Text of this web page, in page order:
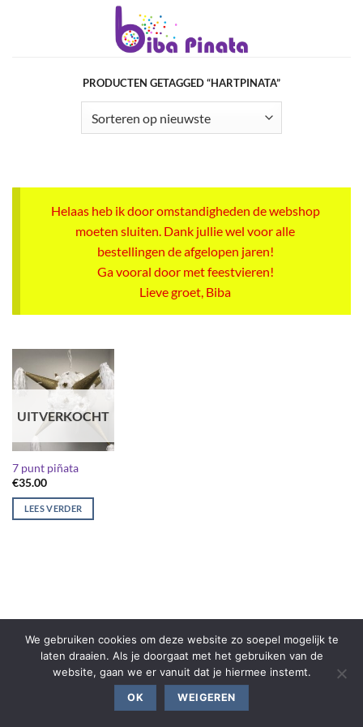
PRODUCTEN GETAGGED “HARTPINATA”
Helaas heb ik door omstandigheden de webshop
moeten sluiten. Dank jullie wel voor alle
bestellingen de afgelopen jaren!
Ga vooral door met feestvieren!
Lieve groet, Biba
UITVERKOCHT
7 punt piñata
€35.00
LEES VERDER
We gebruiken cookies om deze website zo soepel mogelijk te
laten draaien. Als je doorgaat met het gebruiken van de
website, gaan we er vanuit dat je hiermee instemt.
OK WEIGEREN